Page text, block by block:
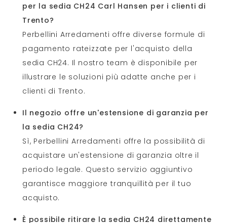
per la sedia CH24 Carl Hansen per i clienti di
Trento?
Perbellini Arredamenti offre diverse formule di
pagamento rateizzate per l'acquisto della
sedia CH24. Il nostro team è disponibile per
illustrare le soluzioni più adatte anche per i
clienti di Trento.
Il negozio offre un'estensione di garanzia per
la sedia CH24?
Sì, Perbellini Arredamenti offre la possibilità di
acquistare un'estensione di garanzia oltre il
periodo legale. Questo servizio aggiuntivo
garantisce maggiore tranquillità per il tuo
acquisto.
È possibile ritirare la sedia CH24 direttamente